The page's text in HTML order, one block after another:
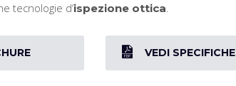
tecnologie d’ispezione ottica
VEDI SPECIFICHE